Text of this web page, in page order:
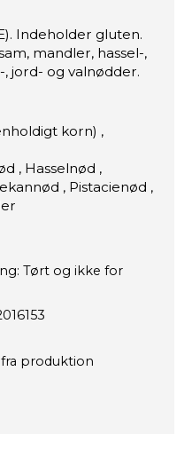
Indeholder gluten.
mandler, hassel-,
jord- og valnødder.
korn) ,
, Hasselnød ,
, Pistacienød ,
Tørt og ikke for
produktion